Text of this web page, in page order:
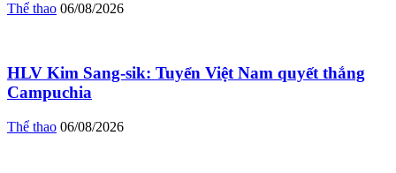
Thể thao 06/08/2026
HLV Kim Sang-sik: Tuyển Việt Nam quyết thắng
Campuchia
Thể thao 06/08/2026